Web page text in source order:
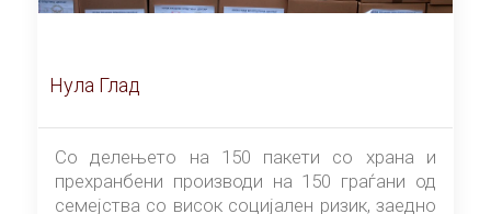
Нула Глад
Со делењето на 150 пакети со храна и
прехранбени производи на 150 граѓани од
семејства со висок социјален ризик, заедно